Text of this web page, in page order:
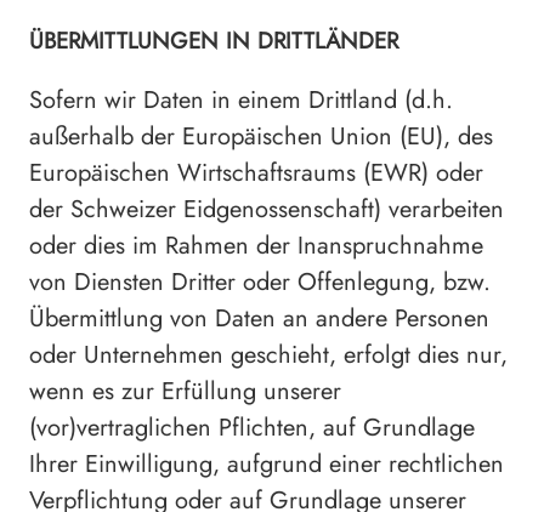
ÜBERMITTLUNGEN IN DRITTLÄNDER
Sofern wir Daten in einem Drittland (d.h.
außerhalb der Europäischen Union (EU), des
Europäischen Wirtschaftsraums (EWR) oder
der Schweizer Eidgenossenschaft) verarbeiten
oder dies im Rahmen der Inanspruchnahme
von Diensten Dritter oder Offenlegung, bzw.
Übermittlung von Daten an andere Personen
oder Unternehmen geschieht, erfolgt dies nur,
wenn es zur Erfüllung unserer
(vor)vertraglichen Pflichten, auf Grundlage
Ihrer Einwilligung, aufgrund einer rechtlichen
Verpflichtung oder auf Grundlage unserer